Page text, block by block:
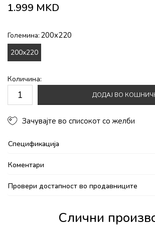
1.999 MKD
Големина: 200x220
200x220
Количина:
ДОДАЈ ВО
Зачувајте во списокот со желби
Спецификација
Коментари
Провери достапност во продавниците
Слични